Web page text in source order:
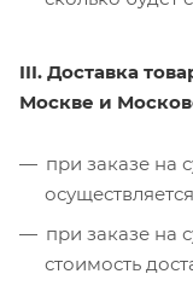
III. Доставка
Москве и
при заказе на
осуществляется
при заказе на
стоимость